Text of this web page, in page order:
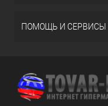
ПОМОЩЬ И СЕРВИСЫ